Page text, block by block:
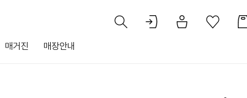
매거진 매장안내